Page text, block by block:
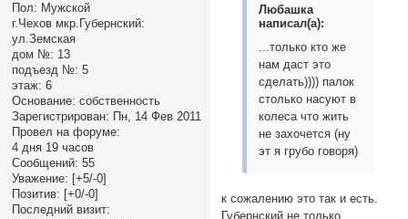
Пол: Мужской
г.Чехов мкр.Губернский:
ул.Земская
дом №: 13
подъезд №: 5
этаж: 6
Основание: собственность
Зарегистрирован: Пн, 14 Фев 2011
Провел на форуме:
4 дня 19 часов
Сообщений: 55
Уважение: [+5/-0]
Позитив: [+0/-0]
Последний визит:
Любашка
написал(а):
...только кто же
нам даст это
сделать)))) палок
столько насуют в
колеса что жить
не захочется (ну
эт я грубо говоря)
к сожалению это так и есть.
Губернский не только